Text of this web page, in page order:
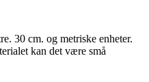
30 cm. og metriske enheter.
kan det være små